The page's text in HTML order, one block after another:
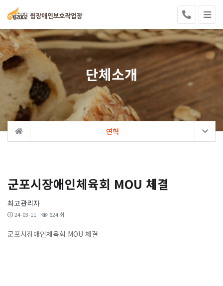
단체소개
연혁
군포시장애인체육회 MOU 체결
최고관리자
24-03-11 624 회
군포시장애인체육회 MOU 체결